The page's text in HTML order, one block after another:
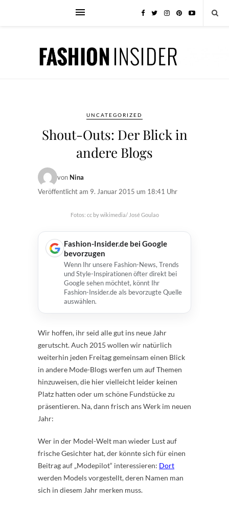
UNCATEGORIZED
Shout-Outs: Der Blick in
andere Blogs
von Nina
Veröffentlicht am 9. Januar 2015 um 18:41 Uhr
Fotos: cc by wikimedia/ José Goulao
Fashion-Insider.de bei Google
bevorzugen
Wenn Ihr unsere Fashion-News, Trends
und Style-Inspirationen öfter direkt bei
Google sehen möchtet, könnt Ihr
Fashion-Insider.de als bevorzugte Quelle
auswählen.
Wir hoffen, ihr seid alle gut ins neue Jahr
gerutscht. Auch 2015 wollen wir natürlich
weiterhin jeden Freitag gemeinsam einen Blick
in andere Mode-Blogs werfen um auf Themen
hinzuweisen, die hier vielleicht leider keinen
Platz hatten oder um schöne Fundstücke zu
präsentieren. Na, dann frisch ans Werk im neuen
Jahr:
Wer in der Model-Welt man wieder Lust auf
frische Gesichter hat, der könnte sich für einen
Beitrag auf „Modepilot“ interessieren: Dort
werden Models vorgestellt, deren Namen man
sich in diesem Jahr merken muss.